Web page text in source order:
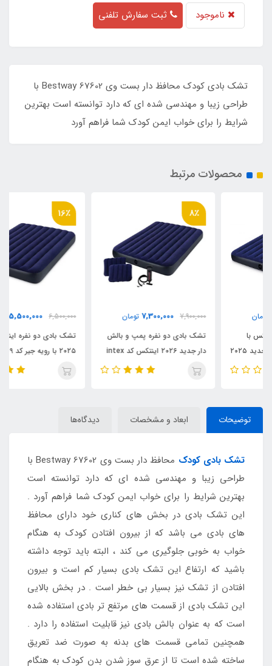
ناموجود ثبت سفارش تلفنی
تشک بادی کودک محافظ دار بست وی Bestway 67602 با
طراحی زیبا و مهندسی شده ای که دارد توانسته است بهترین
شرایط را برای خواب ایمن کودک شما فراهم آورد
محصولات مرتبط
7,900,000
7,300,000 تومان
تشک بادی دو نفره پمپ و بالش
دار جدید ۲۰۲۶ اینتکس کد intex
64765
6,500,000
5,500,000 تومان
تشک بادی دو نفره اینتکس جدید
۲۰۲۵ با رویه جیر کد intex 6۴759
توضیحات ابعاد و مشخصات دیدگاه‌ها
تشک بادی کودک
محافظ دار بست وی Bestway 67602 با
طراحی زیبا و مهندسی شده ای که دارد توانسته است
بهترین شرایط را برای خواب ایمن کودک شما فراهم آورد .
این تشک بادی در بخش های کناری خود دارای محافظ
های بادی می باشد که از بیرون افتادن کودک به هنگام
خواب به خوبی جلوگیری می کند ، البته باید توجه داشته
باشید که ارتفاع این تشک بادی بسیار کم است و بیرون
افتادن از تشک نیز بسیار بی خطر است . در بخش بالایی
این تشک بادی از قسمت های مرتفع تر بادی استفاده شده
است که به عنوان بالش بادی نیز قابلیت استفاده را دارد .
همچنین تمامی قسمت های بدنه به صورت ضد تعریق
ساخته شده است تا از عرق سوز شدن بدن کودک به هنگام